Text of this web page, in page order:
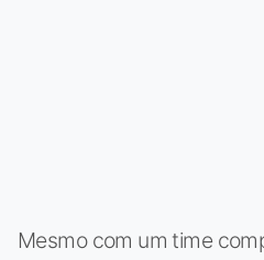
Mesmo com um time